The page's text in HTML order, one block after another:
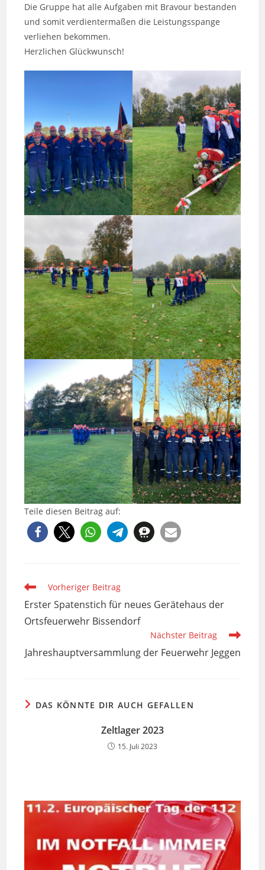
Die Gruppe hat alle Aufgaben mit Bravour bestanden
und somit verdientermaßen die Leistungsspange
verliehen bekommen.
Herzlichen Glückwunsch!
Teile diesen Beitrag auf:
Weitere
ansehen
Vorheriger Beitrag
Erster Spatenstich für neues Gerätehaus der
Ortsfeuerwehr Bissendorf
Nächster Beitrag
Jahreshauptversammlung der Feuerwehr Jeggen
DAS KÖNNTE DIR AUCH GEFALLEN
Zeltlager 2023
15. Juli 2023